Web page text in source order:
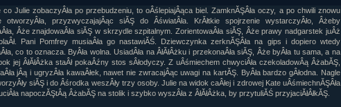
9 cz....
8 cz....
8 cz....
fan fiction! <<
co Julie zobaczyÂła po przebudzeniu, to oÂślepiajÂąca biel. ZamknĂŞÂła oczy, a po chwili znowu
otworzyÂła, przyzwyczajajÂąc siĂŞ do ÂświatÂła. KrĂłtkie spojrzenie wystarczyÂło, Âżeby
Âże znajdowaÂła siĂŞ w skrzydle szpitalnym. ZorientowaÂła siĂŞ, Âże prawy nadgarstek juÂż
Pani Pomfrey musiaÂła go nastawiĂŚ. Dziewczynka zerknĂŞÂła na gips i dopiero wtedy
co to oznacza. ByÂła wolna. UsiadÂła na ÂłĂłÂżku i przekonaÂła siĂŞ, Âże byÂła tu sama, a na
jej ÂłĂłÂżka staÂł pokaÂźny stos sÂłodyczy. Z uÂśmiechem chwyciÂła czekoladowÂą ÂżabĂŞ,
jÂą i ugryzÂła kawaÂłek, nawet nie zwracajÂąc uwagi na kartĂŞ. ByÂła bardzo gÂłodna. Nagle
siĂŞ i do Âśrodka weszÂły trzy osoby. Julie na widok caÂłej i zdrowej Kate uÂśmiechnĂŞÂła
napoczĂŞtÂą ÂżabĂŞ na stolik i szybko wyszÂła z ÂłĂłÂżka, by przytuliĂŚ przyjaciĂłÂłkĂŞ.